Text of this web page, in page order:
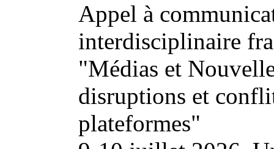
Appel à
interdisciplinaire
"Médias et
disruptions et
plateformes"